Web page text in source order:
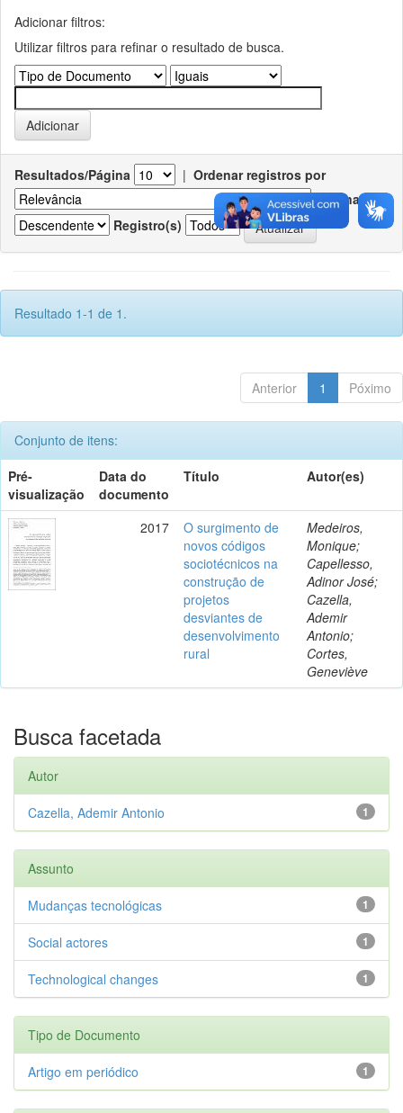
Adicionar filtros:
Utilizar filtros para refinar o resultado de busca.
Resultados/Página | Ordenar registros por
Ordenar
Registro(s)
Resultado 1-1 de 1.
Anterior 1 Póximo
Conjunto de itens:
Pré-
visualização
Data do
documento
Título Autor(es)
2017
O surgimento de
novos códigos
sociotécnicos na
construção de
projetos
desviantes de
desenvolvimento
rural
Medeiros,
Monique;
Capellesso,
Adinor José;
Cazella,
Ademir
Antonio;
Cortes,
Geneviève
Busca facetada
Autor
1
Cazella, Ademir Antonio
Assunto
1
Mudanças tecnológicas
1
Social actores
1
Technological changes
Tipo de Documento
1
Artigo em periódico